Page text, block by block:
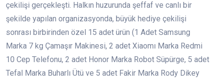
çekilişi gerçekleşti. Halkın huzurunda şeffaf ve canlı bir
şekilde yapılan organizasyonda, büyük hediye çekilişi
sonrası birbirinden özel 15 adet ürün (1 Adet Samsung
Marka 7 kg Çamaşır Makinesi, 2 adet Xiaomı Marka Redmi
10 Cep Telefonu, 2 adet Honor Marka Robot Süpürge, 5 adet
Tefal Marka Buharlı Ütü ve 5 adet Fakir Marka Rody Dikey